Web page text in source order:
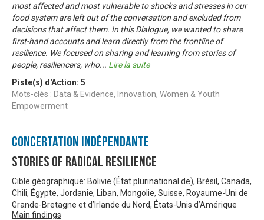
most affected and most vulnerable to shocks and stresses in our
food system are left out of the conversation and excluded from
decisions that affect them. In this Dialogue, we wanted to share
first-hand accounts and learn directly from the frontline of
resilience. We focused on sharing and learning from stories of
people, resiliencers, who... Lire la suite
Piste(s) d'Action: 5
Mots-clés : Data & Evidence, Innovation, Women & Youth
Empowerment
Concertation Indépendante
Stories of Radical Resilience
Cible géographique: Bolivie (État plurinational de), Brésil, Canada,
Chili, Égypte, Jordanie, Liban, Mongolie, Suisse, Royaume-Uni de
Grande-Bretagne et d’Irlande du Nord, États-Unis d’Amérique
Main findings